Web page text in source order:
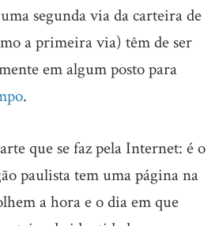
segunda via da carteira de
a primeira via) têm de ser
em algum posto para
.
que se faz pela Internet: é o
paulista tem uma página na
a hora e o dia em que